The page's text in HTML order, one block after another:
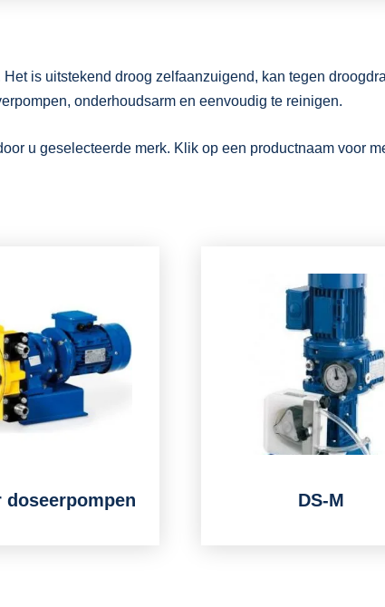
is uitstekend droog zelfaanzuigend, kan tegen
onderhoudsarm en eenvoudig te reinigen.
u geselecteerde merk. Klik op een productnaam voor
doseerpompen DS-M